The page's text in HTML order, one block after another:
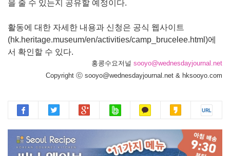
을 줄 수 있는지 공유할 예정이다.
활동에 대한 자세한 내용과 신청은 공식 웹사이트
(hk.heritage.museum/en/activities/camp_brucelee.html )에
서 확인할 수 있다.
홍콩수요저널 sooyo@wednesdayjournal.net
Copyright ⓒ sooyo@wednesdayjournal.net & hksooyo.com